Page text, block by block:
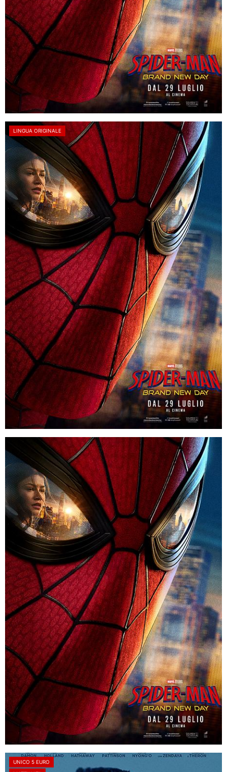
LINGUA ORIGINALE
UNICO 5 EURO